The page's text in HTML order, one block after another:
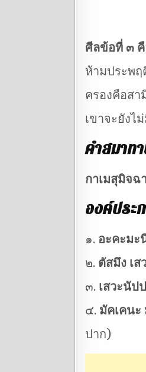
ศีลข้อที่ ๓ คื
ห้ามประพ
ครองคือสา
เขาจะยังไ
คำสมาท
กาเมสุมิจฉ
องค์ประ
๑. อะคะมะ
๒. ตัสมึง เส
๓. เสวะนัป
๔. มัคเคน
ปาก)